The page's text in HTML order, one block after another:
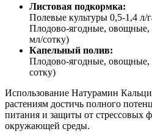
Листовая подкормка:
Полевые культуры 0,5-1,4 л/
Плодово-ягодные, овощные,
мл/сотку)
Капельный полив:
Плодово-ягодные, овощные,
сотку)
Использование Натурамин
растениям достичь полного
питания и защиты от стрессовых
окружающей среды.